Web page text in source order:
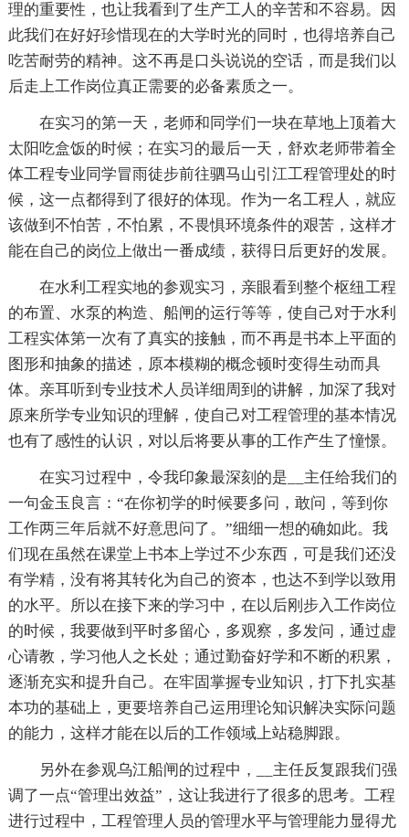
理的重要性，也让我看到了生产工人的辛苦和不容易。因
此我们在好好珍惜现在的大学时光的同时，也得培养自己
吃苦耐劳的精神。这不再是口头说说的空话，而是我们以
后走上工作岗位真正需要的必备素质之一。
在实习的第一天，老师和同学们一块在草地上顶着大
太阳吃盒饭的时候；在实习的最后一天，舒欢老师带着全
体工程专业同学冒雨徒步前往驷马山引江工程管理处的时
候，这一点都得到了很好的体现。作为一名工程人，就应
该做到不怕苦，不怕累，不畏惧环境条件的艰苦，这样才
能在自己的岗位上做出一番成绩，获得日后更好的发展。
在水利工程实地的参观实习，亲眼看到整个枢纽工程
的布置、水泵的构造、船闸的运行等等，使自己对于水利
工程实体第一次有了真实的接触，而不再是书本上平面的
图形和抽象的描述，原本模糊的概念顿时变得生动而具
体。亲耳听到专业技术人员详细周到的讲解，加深了我对
原来所学专业知识的理解，使自己对工程管理的基本情况
也有了感性的认识，对以后将要从事的工作产生了憧憬。
在实习过程中，令我印象最深刻的是__主任给我们的
一句金玉良言：“在你初学的时候要多问，敢问，等到你
工作两三年后就不好意思问了。”细细一想的确如此。我
们现在虽然在课堂上书本上学过不少东西，可是我们还没
有学精，没有将其转化为自己的资本，也达不到学以致用
的水平。所以在接下来的学习中，在以后刚步入工作岗位
的时候，我要做到平时多留心，多观察，多发问，通过虚
心请教，学习他人之长处；通过勤奋好学和不断的积累，
逐渐充实和提升自己。在牢固掌握专业知识，打下扎实基
本功的基础上，更要培养自己运用理论知识解决实际问题
的能力，这样才能在以后的工作领域上站稳脚跟。
另外在参观乌江船闸的过程中，__主任反复跟我们强
调了一点“管理出效益”，这让我进行了很多的思考。工程
进行过程中，工程管理人员的管理水平与管理能力显得尤